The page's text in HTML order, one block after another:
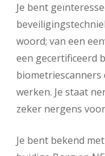
Je bent
woord; van een
een gecertificeerd
biometriescanners
werken. Je staat
zeker nergens
Je bent bekend